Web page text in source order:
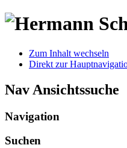
Zum Inhalt wechseln
Direkt zur
Nav Ansichtssuche
Navigation
Suchen